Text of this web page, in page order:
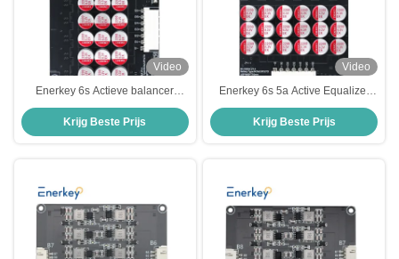
Video
Enerkey 6s Actieve balancer
Lithium-ion/ LiFePO4 /Lto 6s 5a
Actieve balancer
Krijg Beste Prijs
Video
Enerkey 6s 5a Active Equalizer
voor Lifepo4 Battery Pack 4-6S 5A
Active Balancer
Krijg Beste Prijs